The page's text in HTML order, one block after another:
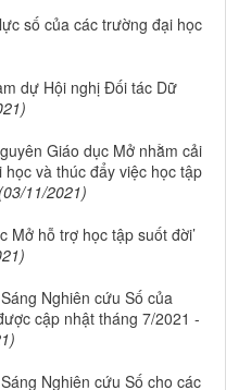
số của các trường đại học
dự Hội nghị Đối tác Dữ
Giáo dục Mở nhằm cải
và thúc đẩy việc học tập
(03/11/2021)
Mở hỗ trợ học tập suốt đời’
Nghiên cứu Số của
cập nhật tháng 7/2021 -
Nghiên cứu Số cho các